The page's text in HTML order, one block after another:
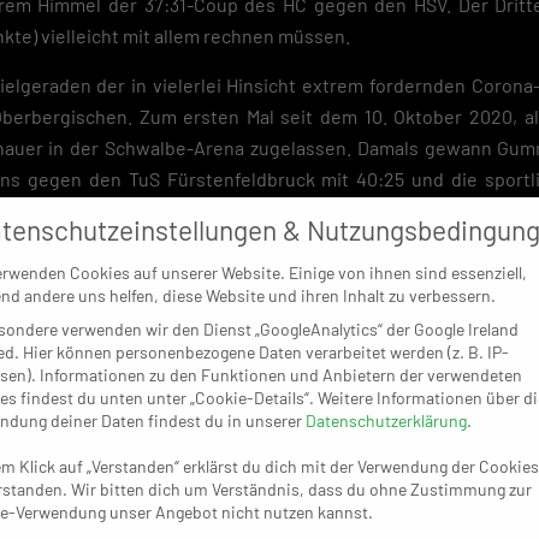
vielleicht mit allem rechnen müssen.
der in vielerlei Hinsicht extrem fordernden
Zum ersten Mal seit dem 10. Oktober 2020,
in der Schwalbe-Arena zugelassen. Damals gewann
gegen den TuS Fürstenfeldbruck mit 40:25 und die
Nun dürfen gegen Dresden und am Samstag (18 Uhr) gegen
– für die es wohl kein Hinderungsgrund sein dürfte, dass
befolgen sowie einen höchstens 48 Stunden alten
sollte die Kapazität diesmal unbedingt an die
in der vergangenen Woche zutrifft. Da erklärte der
Dauerkarten und Ticket-Kontingente der Partner
&
Cookies auf unserer Website. Einige von ihnen sind essenziell,
andere uns helfen, diese Website und ihren Inhalt zu verbessern.
verwenden wir den Dienst „GoogleAnalytics“ der Google Ireland
Hier können personenbezogene Daten verarbeitet werden (z. B. IP-
Informationen zu den Funktionen und Anbietern der verwendeten
findest du unten unter „Cookie-Details“. Weitere Informationen über
deiner Daten findest du in unserer Datenschutzerklärung.
Klick auf „Verstanden“ erklärst du dich mit der Verwendung der Cookies
Wir bitten dich um Verständnis, dass du ohne Zustimmung zur
Verwendung unser Angebot nicht nutzen kannst.